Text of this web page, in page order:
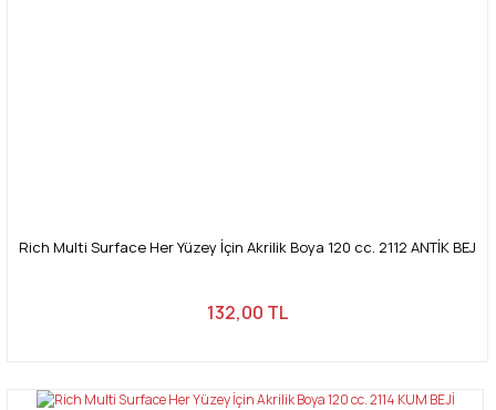
Rich Multi Surface Her Yüzey İçin Akrilik Boya 120 cc. 2112 ANTİK BEJ
132,00 TL